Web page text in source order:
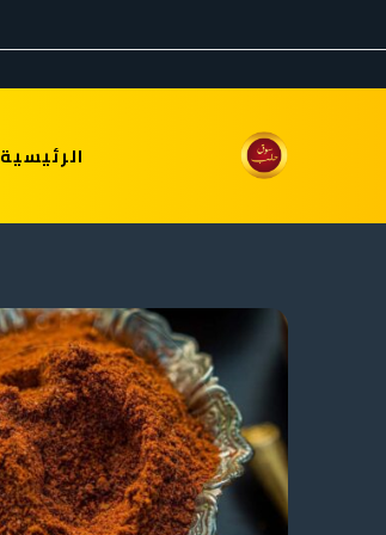
الرئيسية